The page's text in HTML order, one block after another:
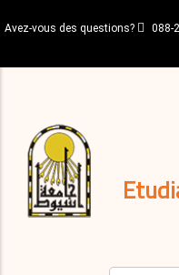
au
principal
Avez-vous des questions? 088-
décisions
Expatriés
Journal